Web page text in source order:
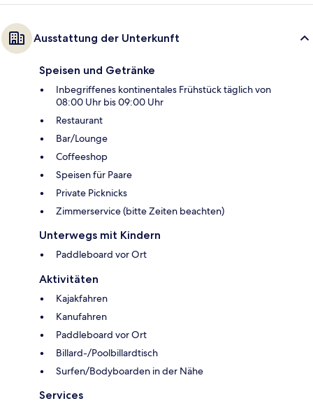
Ausstattung der Unterkunft
Speisen und Getränke
Inbegriffenes kontinentales Frühstück täglich von
08:00 Uhr bis 09:00 Uhr
Restaurant
Bar/Lounge
Coffeeshop
Speisen für Paare
Private Picknicks
Zimmerservice (bitte Zeiten beachten)
Unterwegs mit Kindern
Paddleboard vor Ort
Aktivitäten
Kajakfahren
Kanufahren
Paddleboard vor Ort
Billard-/Poolbillardtisch
Surfen/Bodyboarden in der Nähe
Services